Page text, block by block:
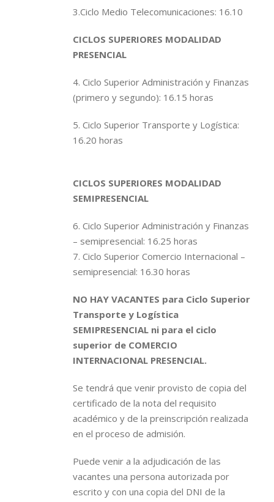
3.Ciclo Medio Telecomunicaciones: 16.10
CICLOS SUPERIORES MODALIDAD
PRESENCIAL
4. Ciclo Superior Administración y Finanzas
(primero y segundo): 16.15 horas
5. Ciclo Superior Transporte y Logística:
16.20 horas
CICLOS SUPERIORES MODALIDAD
SEMIPRESENCIAL
6. Ciclo Superior Administración y Finanzas
– semipresencial: 16.25 horas
7. Ciclo Superior Comercio Internacional –
semipresencial: 16.30 horas
NO HAY VACANTES para Ciclo Superior
Transporte y Logística
SEMIPRESENCIAL ni para el ciclo
superior de COMERCIO
INTERNACIONAL PRESENCIAL.
Se tendrá que venir provisto de copia del
certificado de la nota del requisito
académico y de la preinscripción realizada
en el proceso de admisión.
Puede venir a la adjudicación de las
vacantes una persona autorizada por
escrito y con una copia del DNI de la